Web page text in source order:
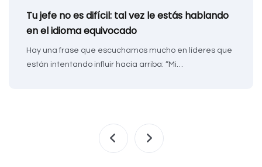
Tu jefe no es difícil: tal vez le estás hablando
en el idioma equivocado
Hay una frase que escuchamos mucho en líderes que
están intentando influir hacia arriba: “Mi…